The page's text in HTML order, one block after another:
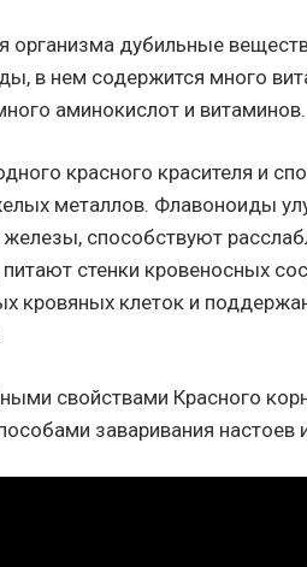
организма дубильные
в нем содержится много
аминокислот и витаминов.
красного красителя и
металлов. Флавоноиды
способствуют
стенки кровеносных
кровяных клеток и
свойствами Красного
заваривания настоев